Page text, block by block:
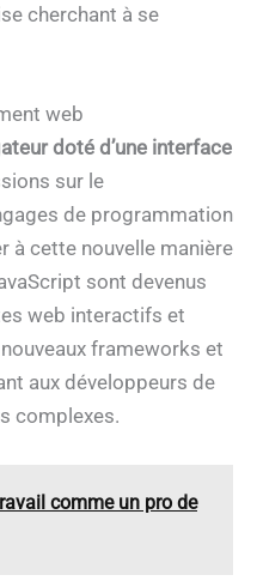
cherchant à se
web
doté d’une interface
sur le
de programmation
à cette nouvelle manière
sont devenus
web interactifs et
frameworks et
aux développeurs de
complexes.
comme un pro de